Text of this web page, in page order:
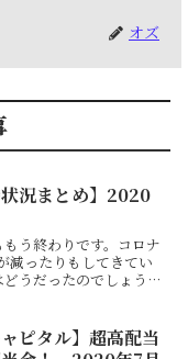
オズ
状況まとめ】2020
う終わりです。コロナ
減ったりもしてきてい
うだったのでしょう
ャピタル】超高配当